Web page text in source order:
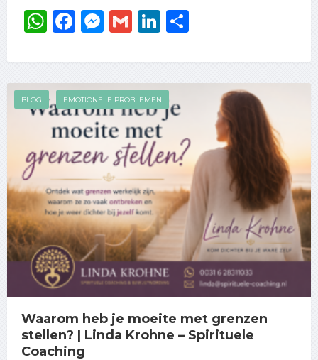
WhatsApp
Facebook
Messenger
GmailLinkedIn
BLOG EMOTIONELE PROBLEMEN
Waarom heb je moeite met grenzen
stellen? | Linda Krohne – Spirituele
Coaching